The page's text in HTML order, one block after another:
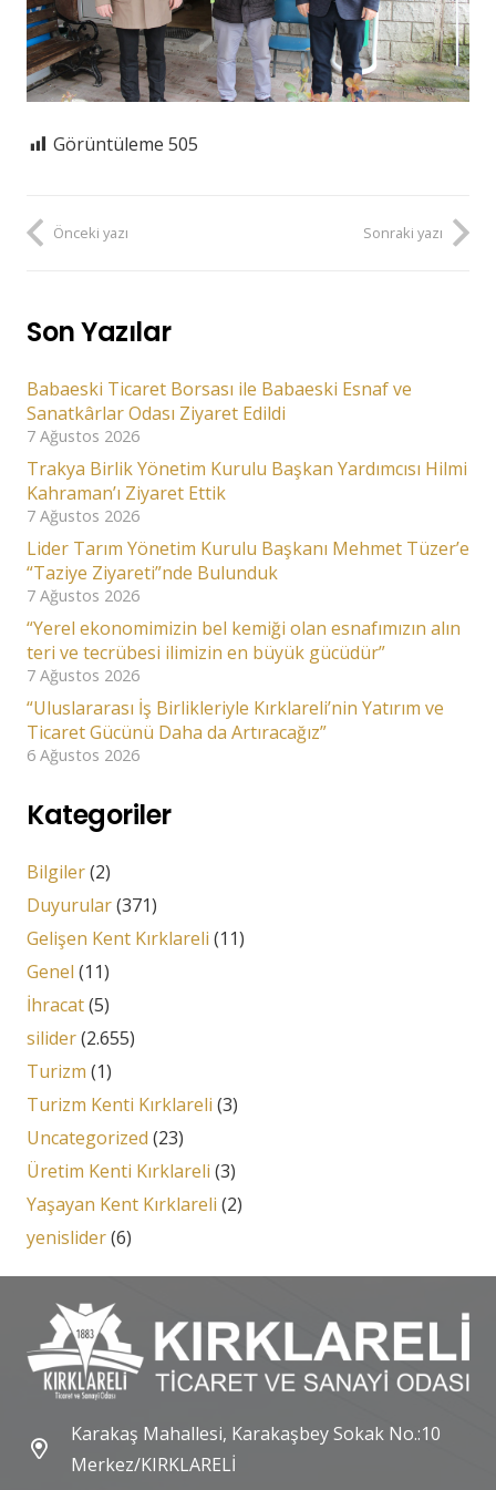
Görüntüleme 505
Önceki yazı Sonraki yazı
Son Yazılar
Babaeski Ticaret Borsası ile Babaeski Esnaf ve
Sanatkârlar Odası Ziyaret Edildi
7 Ağustos 2026
Trakya Birlik Yönetim Kurulu Başkan Yardımcısı Hilmi
Kahraman’ı Ziyaret Ettik
7 Ağustos 2026
Lider Tarım Yönetim Kurulu Başkanı Mehmet Tüzer’e
“Taziye Ziyareti”nde Bulunduk
7 Ağustos 2026
“Yerel ekonomimizin bel kemiği olan esnafımızın alın
teri ve tecrübesi ilimizin en büyük gücüdür”
7 Ağustos 2026
“Uluslararası İş Birlikleriyle Kırklareli’nin Yatırım ve
Ticaret Gücünü Daha da Artıracağız”
6 Ağustos 2026
Kategoriler
Bilgiler(2)
Duyurular(371)
Gelişen Kent Kırklareli (11)
Genel (11)
İhracat(5)
silider(2.655)
Turizm (1)
Turizm Kenti Kırklareli (3)
Uncategorized (23)
Üretim Kenti Kırklareli (3)
Yaşayan Kent Kırklareli (2)
yenislider(6)
Karakaş Mahallesi, Karakaşbey Sokak No.:10
Merkez/KIRKLARELİ